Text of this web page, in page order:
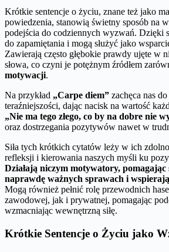
Krótkie sentencje o życiu, znane też jako
powiedzenia, stanowią świetny sposób na
podejścia do codziennych wyzwań. Dzięki
do zapamiętania i mogą służyć jako
Zawierają często głębokie prawdy ujęte w
słowa, co czyni je potężnym źródłem
motywacji.
Na przykład „Carpe diem” zachęca nas
teraźniejszości, dając nacisk na wartość
„Nie ma tego złego, co by na dobre nie
oraz dostrzegania pozytywów nawet w
Siła tych krótkich cytatów leży w ich
refleksji i kierowania naszych myśli ku
Działają niczym motywatory, pomagając
naprawdę ważnych sprawach i
Mogą również pełnić rolę przewodnich
zawodowej, jak i prywatnej, pomagając
wzmacniając wewnętrzną siłę.
Krótkie Sentencje o Życiu jako